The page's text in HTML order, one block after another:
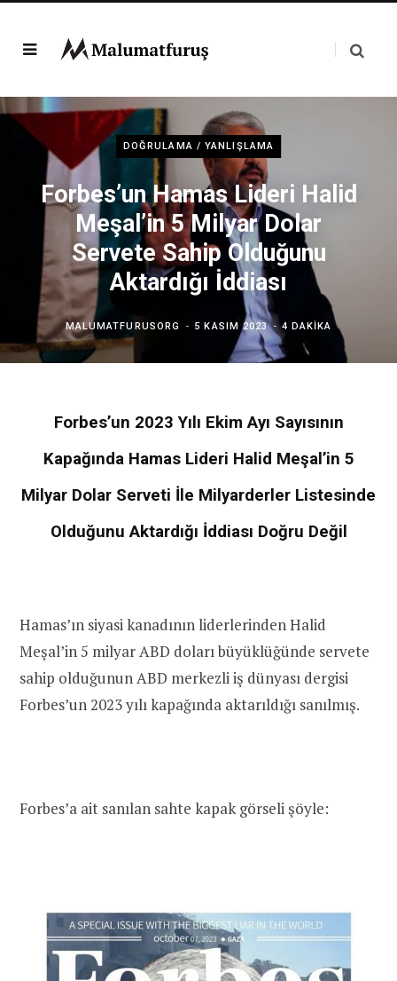
DOĞRULAMA / YANLIŞLAMA
Forbes’un Hamas Lideri Halid
Meşal’in 5 Milyar Dolar
Servete Sahip Olduğunu
Aktardığı İddiası
MALUMATFURUSORG 5 KASIM 2023 4 DAKIKA
Forbes’un 2023 Yılı Ekim Ayı Sayısının
Kapağında Hamas Lideri Halid Meşal’in 5
Milyar Dolar Serveti İle Milyarderler Listesinde
Olduğunu Aktardığı İddiası Doğru Değil
Hamas’ın siyasi kanadının liderlerinden Halid
Meşal’in 5 milyar ABD doları büyüklüğünde servete
sahip olduğunun ABD merkezli iş dünyası dergisi
Forbes’un 2023 yılı kapağında aktarıldığı sanılmış.
Forbes’a ait sanılan sahte kapak görseli şöyle: